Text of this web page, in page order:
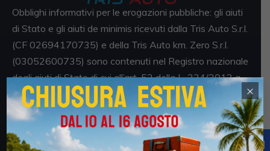
Obblighi informativi per le erogazioni pubbliche: gli aiuti
di Stato e gli aiuti de minimis ricevuti dalla Tris Auto S.r.l.
(CF 02694170735) e della Tris Auto km. Zero S.r.l.
(03052600735) sono contenuti nel Registro nazionale
degli aiuti di Stato di cui all’art. 52 della L. 234/2012 a
cui si rinvia e consultabili al seguente link
https://www.rna.gov.it/RegistroNazionaleTrasparenza/
faces/pages/TrasparenzaAiuto.jspx
×